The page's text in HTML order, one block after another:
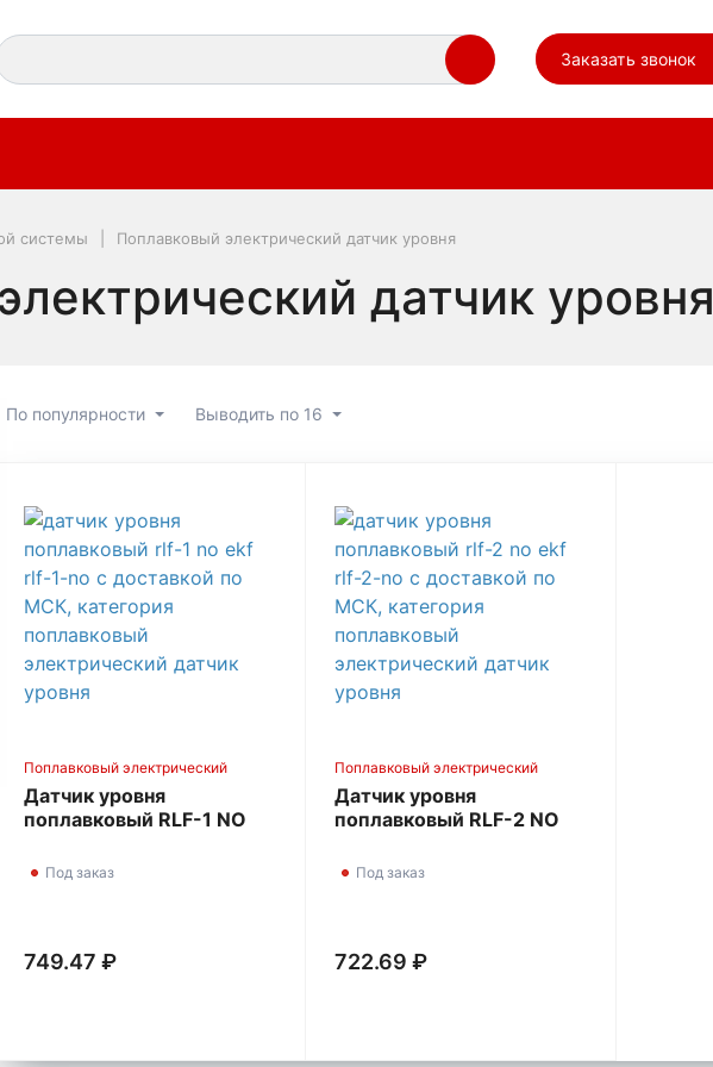
Заказать звонок
системы Поплавковый электрический датчик уровня
датчик уровня
По популярности Выводить по 16
Поплавковый электрический
датчик уровня
Датчик уровня
поплавковый RLF-1 NO
Под заказ
749.47 ₽
Поплавковый электрический
датчик уровня
Датчик уровня
поплавковый RLF-2 NO
Под заказ
722.69 ₽